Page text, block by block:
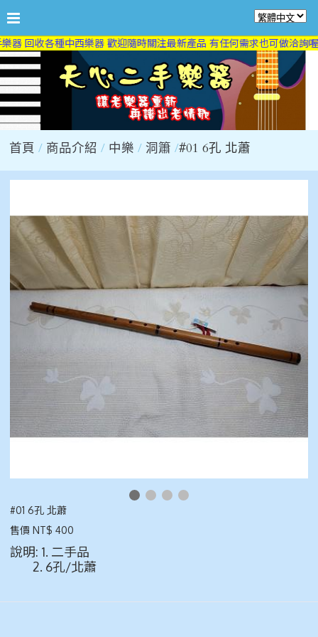
器 回收各種中西樂器 歡迎隨時關注最新產品 有任何需求也可做洽詢喔
首頁 商品介紹 中樂 洞簫 #01 6孔 北蕭
#01 6孔 北蕭
售價 NT$ 400
說明: 1. 二手品
2. 6孔/北蕭